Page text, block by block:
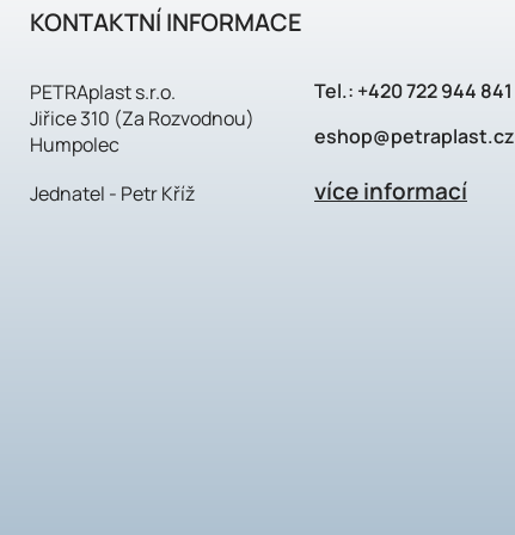
KONTAKTNÍ INFORMACE
PETRAplast s.r.o.
Jiřice 310 (Za Rozvodnou)
Humpolec
Jednatel - Petr Kříž
Tel.: +420 722 944 841
eshop@petraplast.cz
více informací